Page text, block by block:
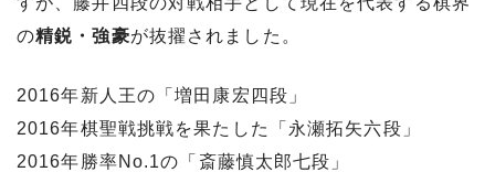
の精鋭・強豪が抜擢されました。
2016年新人王の「増田康宏四段」
2016年棋聖戦挑戦を果たした「永瀬拓矢六段」
2016年勝率No.1の「斎藤慎太郎七段」